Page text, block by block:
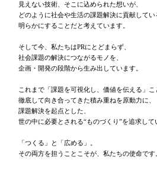
見えない技術、そこに込められた想いが、
どのように社会や生活の課題解決に貢献してい
明らかにすることだと考えています。
そして今、私たちはPRにとどまらず、
社会課題の解決につながるモノを、
企画・開発の段階から生み出しています。
これまで「課題を可視化し、価値を伝える」こ
徹底して向き合ってきた積み重ねを原動力に、
課題解決を起点とした、
世の中に必要とされる“ものづくり”を追求して
「つくる」と「広める」。
その両方を担うことこそが、私たちの使命です